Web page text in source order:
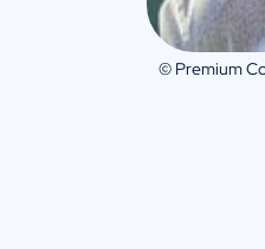
© Premium